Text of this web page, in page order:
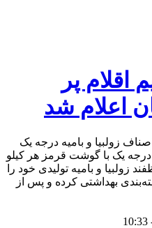
اقلام پر
اعلام شد
زولبیا و بامیه درجه یک
حلیم درجه یک با گوشت قرمز هر کیلو
زولبیا و بامیه تولیدی خود را
بهداشتی کرده و پس از